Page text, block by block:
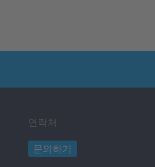
연락처
문의하기